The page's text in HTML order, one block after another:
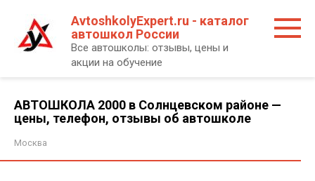
контенту
AvtoshkolyExpert.ru - каталог
автошкол России
Все автошколы: отзывы, цены и
акции на обучение
АВТОШКОЛА 2000 в Солнцевском районе —
цены, телефон, отзывы об автошколе
Москва